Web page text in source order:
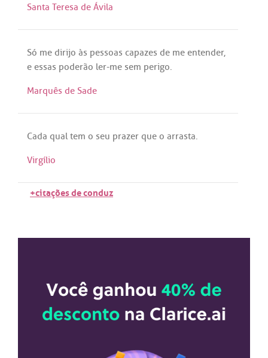
Santa Teresa de Ávila
Só me dirijo às pessoas capazes de me entender,
e essas poderão ler-me sem perigo.
Marquês de Sade
Cada qual tem o seu prazer que o arrasta.
Virgílio
+citações de conduz